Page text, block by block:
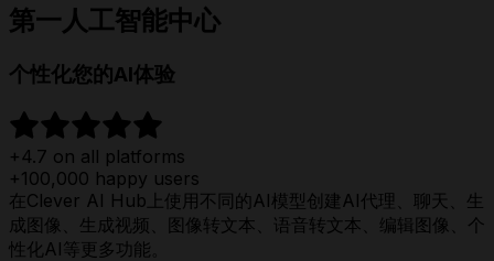
第一人工智能中心
个性化您的AI体验
+4.7 on all platforms
+100,000 happy users
在Clever AI Hub上使用不同的AI模型创建AI代理、聊天、生
成图像、生成视频、图像转文本、语音转文本、编辑图像、个
性化AI等更多功能。